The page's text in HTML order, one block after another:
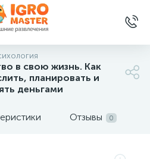
в свою жизнь. Как
планировать и
деньгами
Отзывы 0